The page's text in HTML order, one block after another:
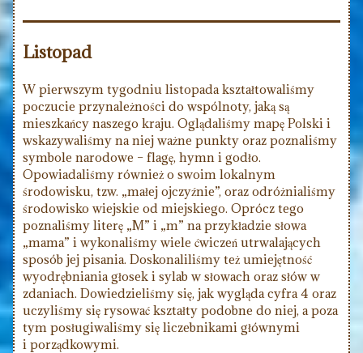
Listopad
W pierwszym tygodniu listopada kształtowaliśmy
poczucie przynależności do wspólnoty, jaką są
mieszkańcy naszego kraju. Oglądaliśmy mapę Polski i
wskazywaliśmy na niej ważne punkty oraz poznaliśmy
symbole narodowe – flagę, hymn i godło.
Opowiadaliśmy również o swoim lokalnym
środowisku, tzw. „małej ojczyźnie”, oraz odróżnialiśmy
środowisko wiejskie od miejskiego. Oprócz tego
poznaliśmy literę „M” i „m” na przykładzie słowa
„mama” i wykonaliśmy wiele ćwiczeń utrwalających
sposób jej pisania. Doskonaliliśmy też umiejętność
wyodrębniania głosek i sylab w słowach oraz słów w
zdaniach. Dowiedzieliśmy się, jak wygląda cyfra 4 oraz
uczyliśmy się rysować kształty podobne do niej, a poza
tym posługiwaliśmy się liczebnikami głównymi
i porządkowymi.